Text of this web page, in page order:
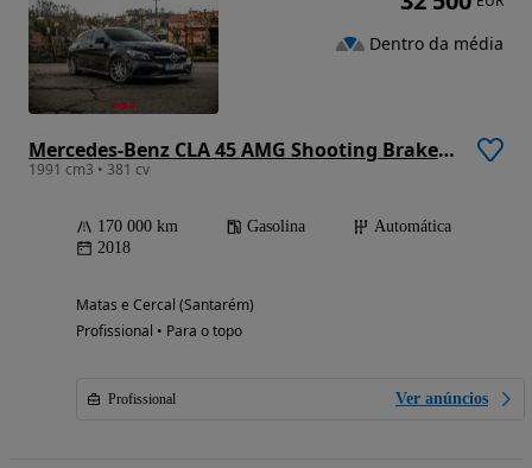
Mercedes-Benz CLA 45 AMG Shooting Brake 4-Matic
1991 cm3 • 381 cv
170 000 km Gasolina
Automática
2018
Matas e Cercal (Santarém)
Profissional • Para o topo
Profissional Ver anúncios
Dentro da média